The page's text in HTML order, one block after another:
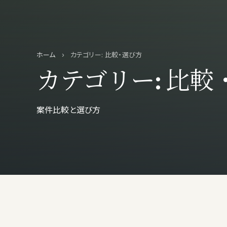
ホーム › カテゴリー: 比較・選び方
カテゴリー:比較
案件比較と選び方